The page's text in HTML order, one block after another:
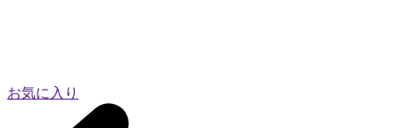
お気に入り